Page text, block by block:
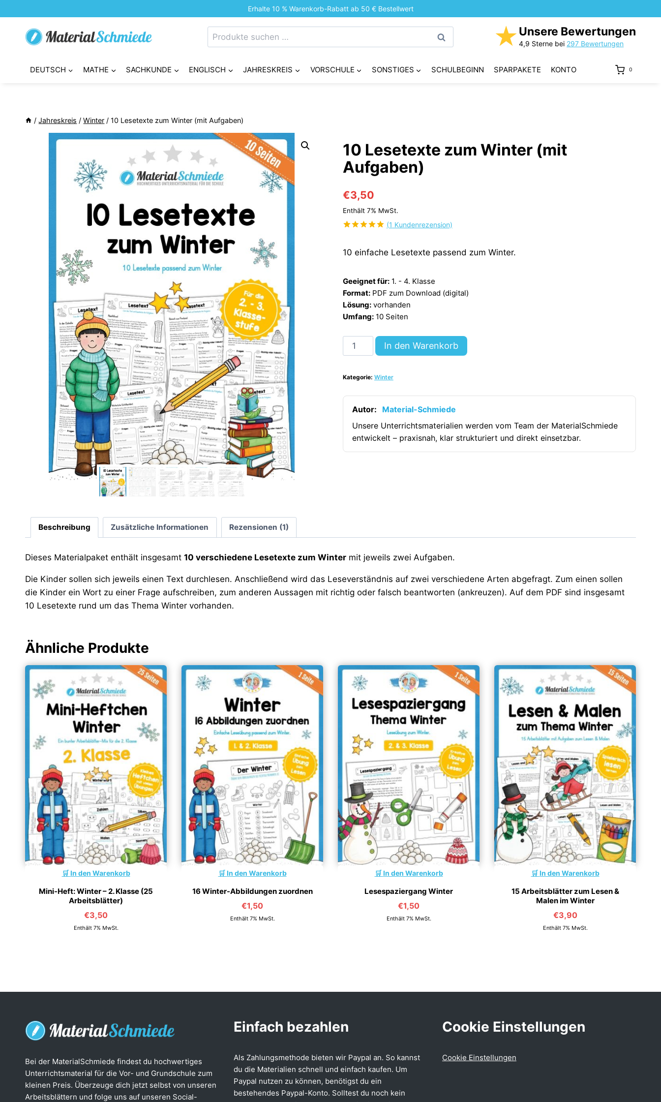
Inhalt
springen
Erhalte 10 % Warenkorb-Rabatt ab 50 € Bestellwert
Suchen
nach:
Suchen ★ Unsere Bewertungen
4,9 Sterne bei 297 Bewertungen
DEUTSCH MATHE SACHKUNDE ENGLISCH JAHRESKREIS VORSCHULE SONSTIGES SCHULBEGINN SPARPAKETE KONTO 0
/ Jahreskreis / Winter / 10 Lesetexte zum Winter (mit Aufgaben)
10 Lesetexte zum Winter (mit
Aufgaben)
€3,50
Enthält 7% MwSt.
von 5,
Kundenbewertung
(1 Kundenrezension)
10 einfache Lesetexte passend zum Winter.
Geeignet für: 1. - 4. Klasse
Format: PDF zum Download (digital)
Lösung: vorhanden
Umfang: 10 Seiten
Lesetexte
Winter
(mit
Aufgaben)
[Digital]
Menge
In den Warenkorb
Kategorie: Winter
Autor:
Material-Schmiede
Unsere Unterrichtsmaterialien werden vom Team der MaterialSchmiede
entwickelt – praxisnah, klar strukturiert und direkt einsetzbar.
Beschreibung Zusätzliche Informationen Rezensionen (1)
Dieses Materialpaket enthält insgesamt 10 verschiedene Lesetexte zum Winter mit jeweils zwei Aufgaben.
Die Kinder sollen sich jeweils einen Text durchlesen. Anschließend wird das Leseverständnis auf zwei verschiedene Arten abgefragt. Zum einen sollen
die Kinder ein Wort zu einer Frage aufschreiben, zum anderen Aussagen mit richtig oder falsch beantworten (ankreuzen). Auf dem PDF sind insgesamt
10 Lesetexte rund um das Thema Winter vorhanden.
Ähnliche Produkte
In den Warenkorb
Mini-Heft: Winter – 2. Klasse (25
Arbeitsblätter)
€3,50
Enthält 7% MwSt.
In den Warenkorb
16 Winter-Abbildungen zuordnen
€1,50
Enthält 7% MwSt.
In den Warenkorb
Lesespaziergang Winter
€1,50
Enthält 7% MwSt.
In den Warenkorb
15 Arbeitsblätter zum Lesen &
Malen im Winter
€3,90
Enthält 7% MwSt.
Bei der MaterialSchmiede findest du hochwertiges
Unterrichtsmaterial für die Vor- und Grundschule zum
kleinen Preis. Überzeuge dich jetzt selbst von unseren
Arbeitsblättern und folge uns auf unseren Social-
Einfach bezahlen
Als Zahlungsmethode bieten wir Paypal an. So kannst
du die Materialien schnell und einfach kaufen. Um
Paypal nutzen zu können, benötigst du ein
bestehendes Paypal-Konto. Solltest du noch kein
Cookie Einstellungen
Cookie Einstellungen